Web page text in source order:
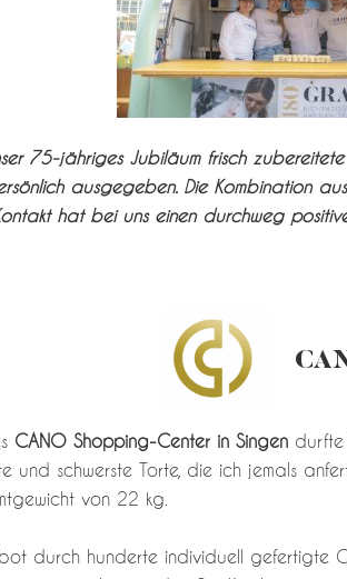
75-jähriges Jubiläum frisch
ausgegeben. Die Kombination
hat bei uns einen durchweg
CANO Shopping-Center in Singen durfte
und schwerste Torte, die ich jemals
von 22 kg.
durch hunderte individuell gefertigte